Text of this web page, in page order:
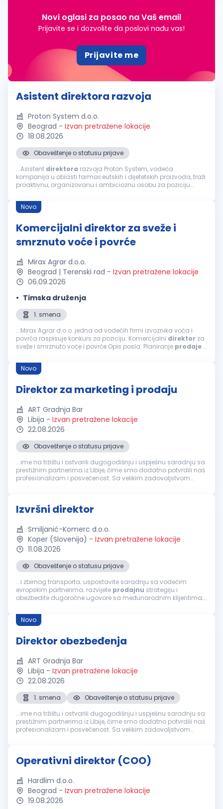
Novi oglasi za posao na Vaš email
Prijavite se i dozvolite da poslovi nađu vas!
Prijavite me
Asistent direktora razvoja
Proton System d.o.o.
Beograd - Izvan pretražene lokacije
18.08.2026
Obaveštenje o statusu prijave
...Asistent direktora razvoja Proton System, vodeća
kompanija u oblasti farmaceutskih i dijetetskih proizvoda, traži
proaktivnu, organizovanu i ambicioznu osobu za poziciju
komunikacione...
Novo
Komercijalni direktor za sveže i
smrznuto voće i povrće
Mirax Agrar d.o.o.
Beograd | Terenski rad - Izvan pretražene lokacije
06.09.2026
Timska druženja
1. smena
...Mirax Agrar d.o.o. jedna od vodećih firmi izvoznika voća i
povrća raspisuje konkurs za poziciju: Komercijalni direktor za
sveže i smrznuto voće i povrće Opis posla: Planiranje prodaje i
Novo
Direktor za marketing i prodaju
ART Gradnja Bar
Libija - Izvan pretražene lokacije
22.08.2026
Obaveštenje o statusu prijave
...ime na tržištu i ostvarili dugogodišnju i uspješnu saradnju sa
prestižnim partnerima iz Libije, čime smo dodatno potvrdili naš
profesionalizam i posvećenost. Sa velikim zadovoljstvom
Izvršni direktor
Smiljanić-Komerc d.o.o.
Koper (Slovenija) - Izvan pretražene lokacije
11.08.2026
Obaveštenje o statusu prijave
...i zbirnog transporta; uspostavite saradnju sa vodećim
evropskim partnerima; razvijete prodajnu strategiju i
obezbedite dugoročne ugovore sa međunarodnim klijentima;
ciljevi Izvršni
Novo
Direktor obezbeđenja
ART Gradnja Bar
Libija - Izvan pretražene lokacije
22.08.2026
1. smena
Obaveštenje o statusu prijave
...ime na tržištu i ostvarili dugogodišnju i uspješnu saradnju sa
prestižnim partnerima iz Libije, čime smo dodatno potvrdili naš
profesionalizam i posvećenost. Sa velikim zadovoljstvom
Operativni direktor (COO)
Hardlim d.o.o.
Beograd - Izvan pretražene lokacije
19.08.2026